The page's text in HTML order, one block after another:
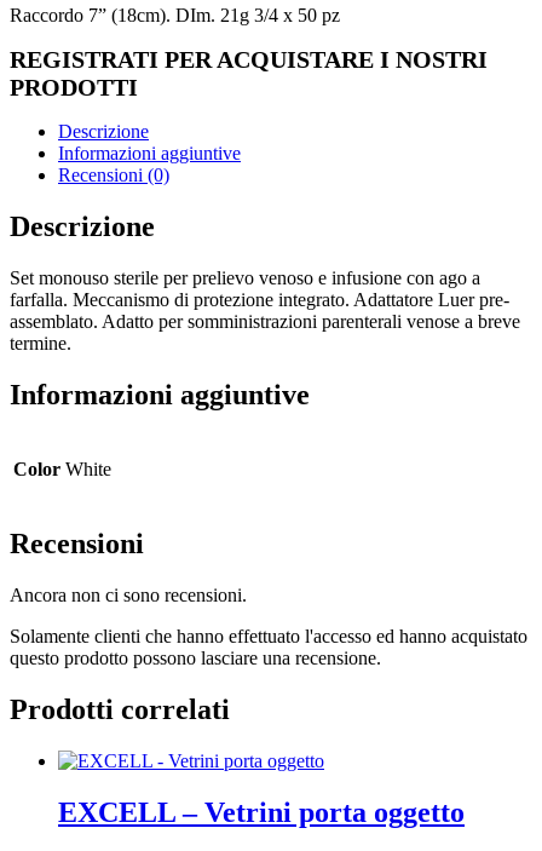
Raccordo 7” (18cm). DIm. 21g 3/4 x 50 pz
REGISTRATI PER ACQUISTARE I NOSTRI
PRODOTTI
Descrizione
Informazioni aggiuntive
Recensioni (0)
Descrizione
Set monouso sterile per prelievo venoso e infusione con ago a
farfalla. Meccanismo di protezione integrato. Adattatore Luer pre-
assemblato. Adatto per somministrazioni parenterali venose a breve
termine.
Informazioni aggiuntive
Color White
Recensioni
Ancora non ci sono recensioni.
Solamente clienti che hanno effettuato l'accesso ed hanno acquistato
questo prodotto possono lasciare una recensione.
Prodotti correlati
EXCELL – Vetrini porta oggetto